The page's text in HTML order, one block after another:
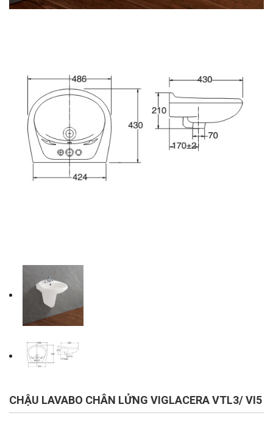
CHẬU LAVABO CHÂN LỬNG VIGLACERA VTL3/ VI5